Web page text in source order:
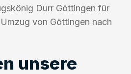
Durr Göttingen für
von Göttingen nach
unsere